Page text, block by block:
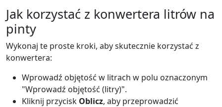
Jak korzystać z konwertera litrów na
pinty
Wykonaj te proste kroki, aby skutecznie korzystać z
konwertera:
Wprowadź objętość w litrach w polu oznaczonym
"Wprowadź objętość (litry)".
Kliknij przycisk Oblicz, aby przeprowadzić